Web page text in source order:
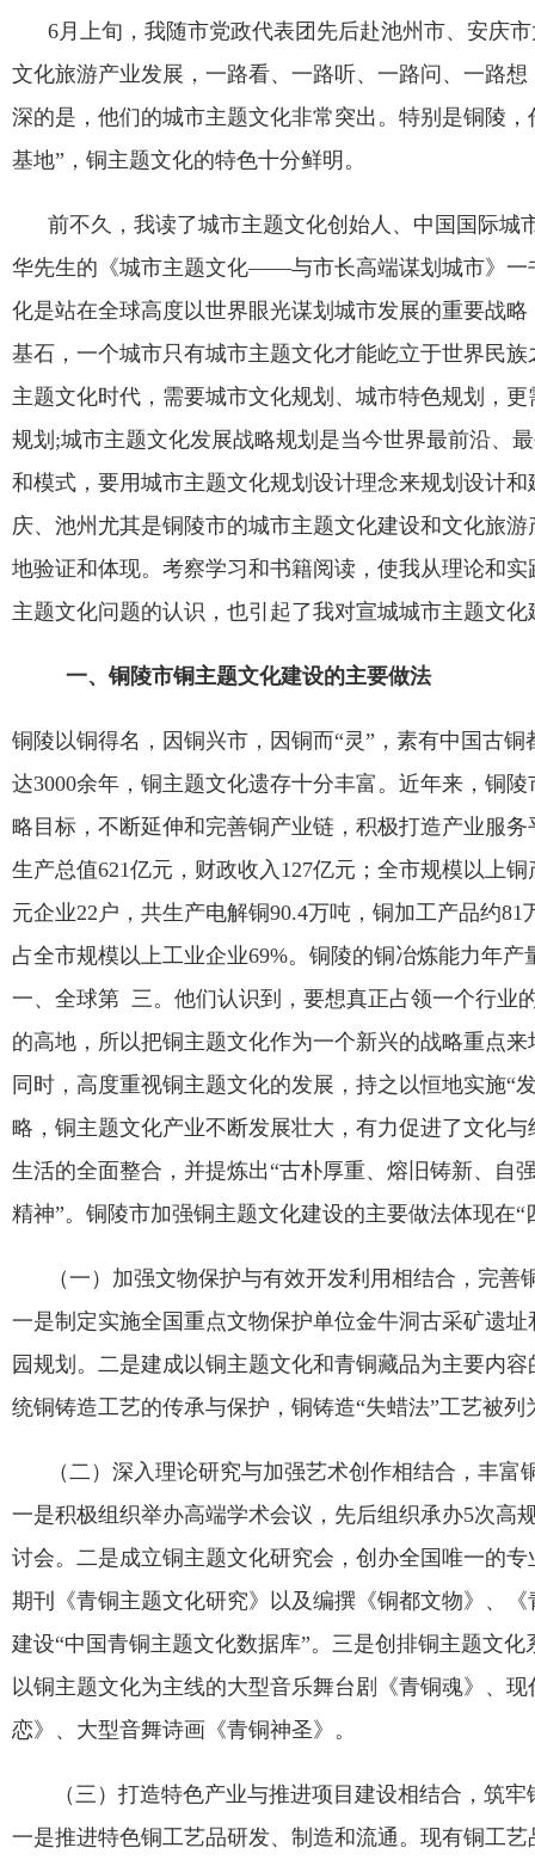
6月上旬，我随市党政代表团先后赴池州市、安庆
文化旅游产业发展，一路看、一路听、一路问、一路
深的是，他们的城市主题文化非常突出。特别是铜陵，
基地” ，铜主题文化的特色十分鲜明。
前不久，我读了城市主题文化创始人、中国国际城
华先生的《城市主题文化——与市长高端谋划城市》
化是站在全球高度以世界眼光谋划城市发展的重要战
基石，一个城市只有城市主题文化才能屹立于世界民族
主题文化时代，需要城市文化规划、城市特色规划，
规划 ;城市主题文化发展战略规划是当今世界最前沿、
和模式，要用城市主题文化规划设计理念来规划设计
庆、池州尤其是铜陵市的城市主题文化建设和文化旅
地验证和体现。考察学习和书籍阅读，使我从理论和
主题文化问题的认识，也引起了我对宣城城市主题文
一、铜陵市铜主题文化建设的主要做法
铜陵以铜得名，因铜兴市，因铜而“灵” ，素有中国古
达3000余年，铜主题文化遗存十分丰富。近年来，铜陵
略目标，不断延伸和完善铜产业链，积极打造产业服务
生产总值621亿元，财政收入 127亿元；全市规模以上铜
元企业22 户，共生产电解铜90.4万吨，铜加工产品约81
占全市规模以上工业企业69%。铜陵的铜冶炼能力年产
一、全球第 三。他们认识到，要想真正占领一个行业
的高地，所以把铜主题文化作为一个新兴的战略重点
同时，高度重视铜主题文化的发展，持之以恒地实施“
略，铜主题文化产业不断发展壮大，有力促进了文化
生活的全面整合，并提炼出“古朴厚重、熔旧铸新、自
精神”。铜陵市加强铜主题文化建设的主要做法体现在“
（一）加强文物保护与有效开发利用相结合，完善
一是制定实施全国重点文物保护单位金牛洞古采矿遗
园规划。二是建成以铜主题文化和青铜藏品为主要内
统铜铸造工艺的传承与保护，铜铸造“失蜡法”工艺被列
（二）深入理论研究与加强艺术创作相结合，丰富
一是积极组织举办高端学术会议，先后组织承办5次高
讨会。二是成立铜主题文化研究会，创办全国唯一的
期刊《青铜主题文化研究》以及编撰《铜都文物》、
建设“中国青铜主题文化数据库”。三是创排铜主题文
以铜主题文化为主线的大型音乐舞台剧《青铜魂》、
恋》、大型音舞诗画《青铜神圣》。
（三）打造特色产业与推进项目建设相结合，筑牢
一是推进特色铜工艺品研发、制造和流通。现有铜工